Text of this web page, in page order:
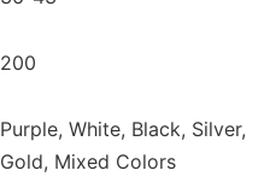
200
Purple, White, Black, Silver,
Gold, Mixed Colors